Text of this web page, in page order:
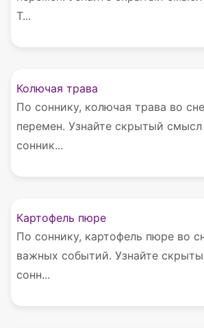
Т...
Колючая трава
По соннику, колючая трава во
перемен. Узнайте скрытый
сонник...
Картофель пюре
По соннику, картофель пюре во
важных событий. Узнайте
сонн...